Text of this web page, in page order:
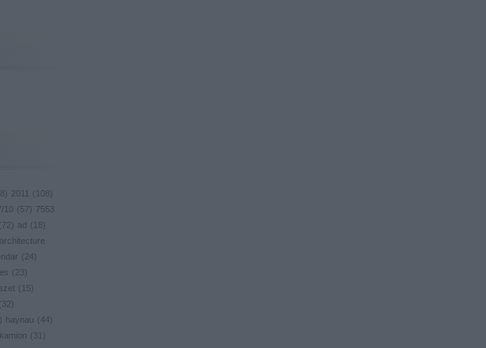
) 2011 ( 108 )
10 ( 57) 7553
72) ad ( 18 )
architecture
( 24)
( 23)
( 15)
32)
) haynau ( 44)
kamion ( 31
)